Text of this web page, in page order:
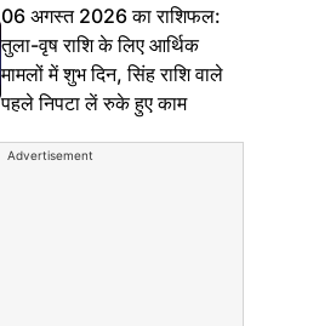
06 अगस्त 2026 का राशिफल:
तुला-वृष राशि के लिए आर्थिक
मामलों में शुभ दिन, सिंह राशि वाले
पहले निपटा लें रुके हुए काम
Advertisement